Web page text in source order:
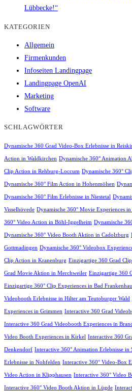
Lübbecke!“
KATEGORIEN
Allgemein
Firmenkunden
Infoseiten Landingpage
Landingpage OpenAI
Marketing
Software
SCHLAGWÖRTER
Dynamische 360 Grad Video-Box Erlebnisse in
Action in Waldkirchen Dynamische 360° Animation
Clip Action in Rehburg-Loccum Dynamische 360°
Dynamische 360° Film Action in Hohenmölsen
Dynamische 360° Film Erlebnisse in Niestetal
Visselhövede Dynamische 360° Movie Experiences
360° Video Action in Böhl-Iggelheim Dynamische
Dynamische 360° Video Booth Aktion in Cadolzburg
Gottmadingen Dynamische 360° Videobox
Clip Action in Kranenburg Einzigartige 360 Grad
Grad Movie Aktion in Merchweiler Einzigartige 360
Einzigartige 360° Clip Experiences in Bad
Videobooth Erlebnisse in Hilter am Teutoburger Wald
Experiences in Grimmen Interactive 360 Grad
Interactive 360 Grad Videobooth Experiences in
Video Booth Experiences in Kirkel Interactive 360
Denkendorf Interactive 360° Animation Erlebnisse in
Erlebnisse in Nohfelden Interactive 360° Video-Box
Video Action in Klipphausen Interactive 360° Video
Interactive 360° Video Booth Aktion in Lügde